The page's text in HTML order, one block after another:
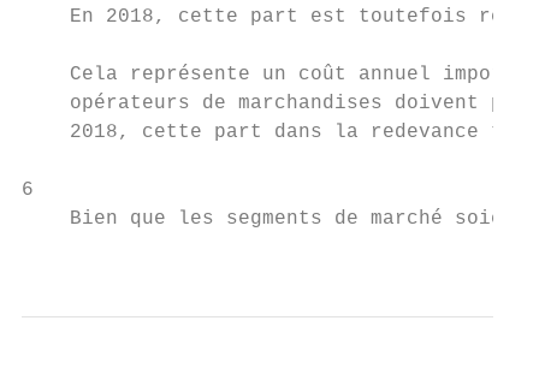
En 2018, cette part est toutefois
Cela représente un coût annuel
opérateurs de marchandises doivent
2018, cette part dans la redevance
6
Bien que les segments de marché